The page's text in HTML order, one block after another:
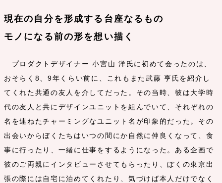
現在の自分を形成する台座なるもの
モノになる前の形を想い描く
プロダクトデザイナー 小宮山 洋氏に初めて会ったのは、
おそらく8、9年くらい前に、これもまた武藤 亨氏を紹介し
てくれた共通の友人を介してだった。その当時、彼は大学時
代の友人と共にデザインユニットを組んでいて、それぞれの
名を連ねたチャーミングなユニット名が印象的だった。その
出会いからぼくたちはいつの間にか自然に仲良くなって、食
事に行ったり、一緒に仕事をするようになった。ある企画で
彼のご両親にインタビューさせてもらったり、ぼくの東京出
張の際には自宅に泊めてくれたり、気づけば本人だけでなく